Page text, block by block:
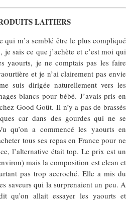
LAITIERS
qui m’a semblé être le plus compliqué
sais ce que j’achète et c’est moi qui
yaourts, je ne comptais pas les faire
et je n’ai clairement pas envie
suis dirigée naturellement vers les
blancs pour bébé. J’avais pris en
Good Goût. Il n’y a pas de brassés
car dans des gourdes qui ne se
qu’on a commencé les yaourts en
tous ses repas en France pour ne
l’alternative était top. Le prix est un
mais la composition est clean et
pas trop accroché. Elle a mis du
saveurs qui la surprenaient un peu. A
qu’on allait essayer les yaourts et